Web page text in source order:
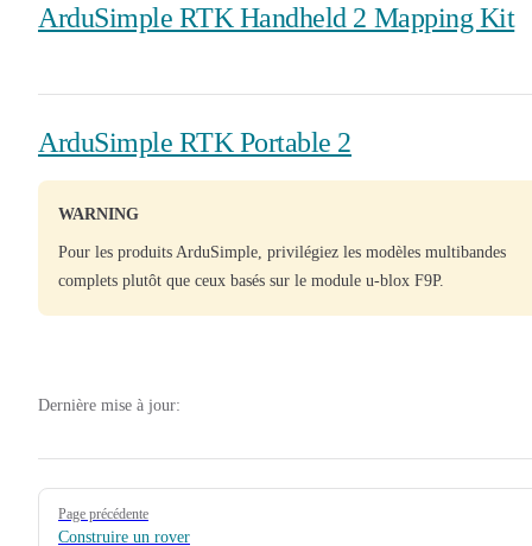
ArduSimple RTK Handheld 2 Mapping Kit
ArduSimple RTK Portable 2
WARNING
Pour les produits ArduSimple, privilégiez les modèles multibandes
complets plutôt que ceux basés sur le module u-blox F9P.
Dernière mise à jour:
Pager
Page précédente
Construire un rover